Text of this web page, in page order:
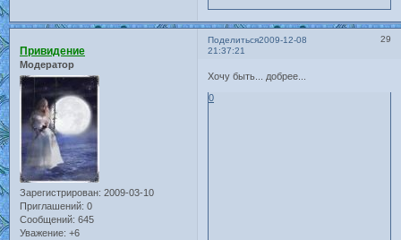
Поделиться 29
2009-12-08
21:37:21
Привидение
Модератор
Зарегистрирован: 2009-03-10
Приглашений: 0
Сообщений: 645
Уважение: +6
Хочу быть... добрее...
0